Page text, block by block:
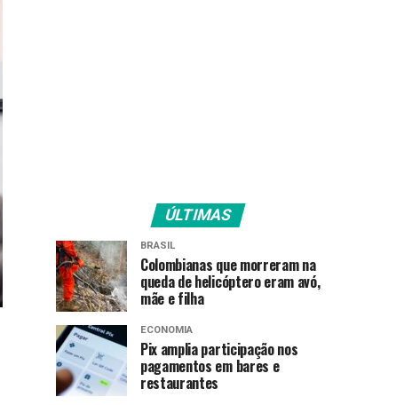
ÚLTIMAS
BRASIL
Colombianas que morreram na
queda de helicóptero eram avó,
mãe e filha
ECONOMIA
Pix amplia participação nos
pagamentos em bares e
restaurantes